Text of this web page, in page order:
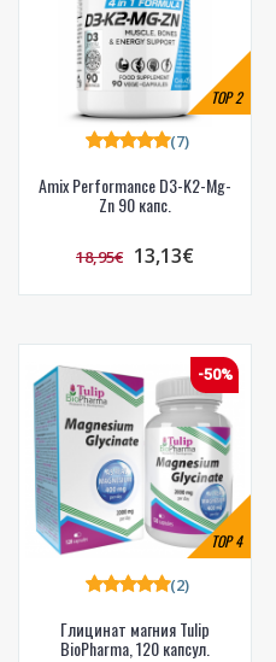
TOP2
Amix Performance D3-K2-Mg-
Zn 90 капс.
(7)
18,95€ 13,13€
TOP4
-50%
Глицинат магния Tulip
BioPharma, 120 капсул.
(2)